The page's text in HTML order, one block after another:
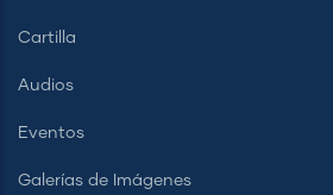
Cartilla
Audios
Eventos
Galerías de Imágenes